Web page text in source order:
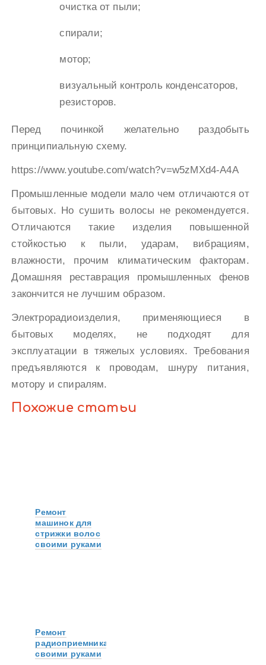
очистка от пыли;
спирали;
мотор;
визуальный контроль конденсаторов,
резисторов.
Перед починкой желательно раздобыть
принципиальную схему.
https://www.youtube.com/watch?v=w5zMXd4-A4A
Промышленные модели мало чем отличаются от
бытовых. Но сушить волосы не рекомендуется.
Отличаются такие изделия повышенной
стойкостью к пыли, ударам, вибрациям,
влажности, прочим климатическим факторам.
Домашняя реставрация промышленных фенов
закончится не лучшим образом.
Электрорадиоизделия, применяющиеся в
бытовых моделях, не подходят для
эксплуатации в тяжелых условиях. Требования
предъявляются к проводам, шнуру питания,
мотору и спиралям.
Похожие статьи
Ремонт
машинок для
стрижки волос
своими руками
Ремонт
радиоприемника
своими руками